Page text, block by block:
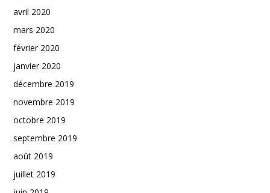
avril 2020
mars 2020
février 2020
janvier 2020
décembre 2019
novembre 2019
octobre 2019
septembre 2019
août 2019
juillet 2019